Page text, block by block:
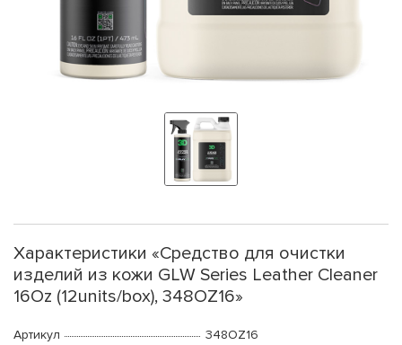
Характеристики «Средство для очистки
изделий из кожи GLW Series Leather Cleaner
16Oz (12units/box), 348OZ16»
Артикул
348OZ16